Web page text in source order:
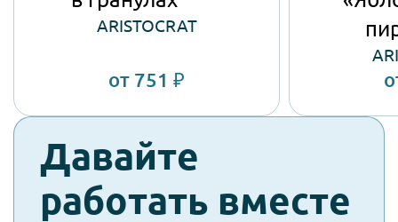
ARISTOCRAT
от 751 ₽
check-
spam
Давайте
работать вместе